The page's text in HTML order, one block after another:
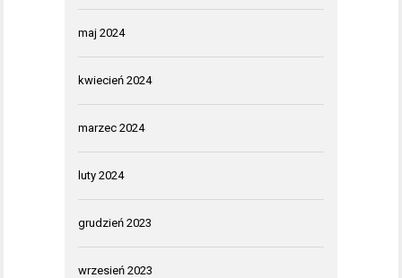
maj 2024
kwiecień 2024
marzec 2024
luty 2024
grudzień 2023
wrzesień 2023